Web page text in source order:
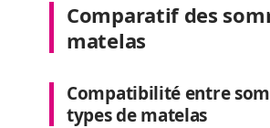
Comparatif des
matelas
Compatibilité entre
types de matelas